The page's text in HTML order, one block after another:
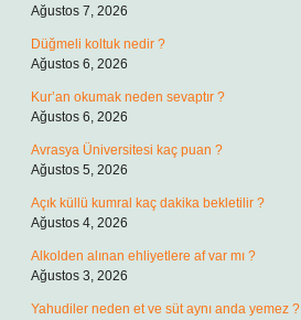
Ağustos 7, 2026
Düğmeli koltuk nedir ?
Ağustos 6, 2026
Kur’an okumak neden sevaptır ?
Ağustos 6, 2026
Avrasya Üniversitesi kaç puan ?
Ağustos 5, 2026
Açık küllü kumral kaç dakika bekletilir ?
Ağustos 4, 2026
Alkolden alınan ehliyetlere af var mı ?
Ağustos 3, 2026
Yahudiler neden et ve süt aynı anda yemez ?